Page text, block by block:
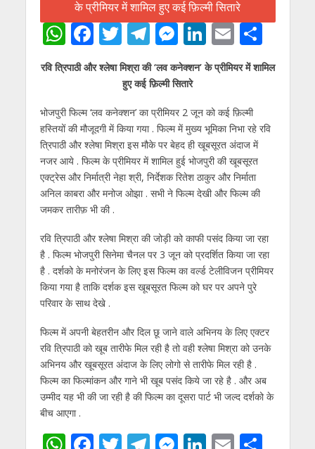
W
h
at
s
A
p
p
F
ac
e
o
o
k
T
w
itt
er
T
el
e
gr
a
m
M
e
ss
e
n
g
er
Li
n
k
e
dI
n
E
m
ai
l
S
h
ar
रवि त्रिपाठी और श्लेषा मिश्रा की ‘लव कनेक्शन’ के प्रीमियर में शामिल
हुए कई फ़िल्मी सितारे
भोजपुरी फिल्म ‘लव कनेक्शन’ का प्रीमियर 2 जून को कई फ़िल्मी
हस्तियों की मौजूदगी में किया गया . फिल्म में मुख्य भूमिका निभा रहे रवि
त्रिपाठी और श्लेषा मिश्रा इस मौके पर बेहद ही खूबसूरत अंदाज में
नजर आये . फिल्म के प्रीमियर में शामिल हुई भोजपुरी की खूबसूरत
एक्ट्रेस और निर्मात्री नेहा श्री, निर्देशक रितेश ठाकुर और निर्माता
अनिल काबरा और मनोज ओझा . सभी ने फिल्म देखी और फिल्म की
जमकर तारीफ़ भी की .
रवि त्रिपाठी और श्लेषा मिश्रा की जोड़ी को काफी पसंद किया जा रहा
है . फिल्म भोजपुरी सिनेमा चैनल पर 3 जून को प्रदर्शित किया जा रहा
है . दर्शको के मनोरंजन के लिए इस फिल्म का वर्ल्ड टेलीविजन प्रीमियर
किया गया है ताकि दर्शक इस खूबसूरत फिल्म को घर पर अपने पुरे
परिवार के साथ देखे .
फिल्म में अपनी बेहतरीन और दिल छू जाने वाले अभिनय के लिए एक्टर
रवि त्रिपाठी को खूब तारीफे मिल रही है तो वही श्लेषा मिश्रा को उनके
अभिनय और खूबसूरत अंदाज के लिए लोगो से तारीफे मिल रही है .
फिल्म का फिल्मांकन और गाने भी खूब पसंद किये जा रहे है . और अब
उम्मीद यह भी की जा रही है की फिल्म का दूसरा पार्ट भी जल्द दर्शको के
बीच आएगा .